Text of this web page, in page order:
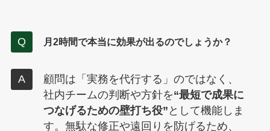
月2時間で本当に効果が出るのでしょうか？
顧問は「実務を代行する」のではなく、
社内チームの判断や方針を“最短で成果に
つなげるための壁打ち役” として機能しま
す。無駄な修正や遠回りを防げるため、